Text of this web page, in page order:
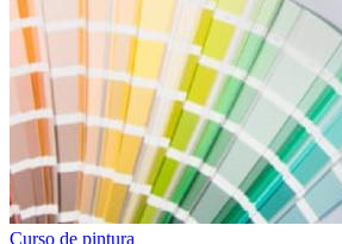
Curso de pintura